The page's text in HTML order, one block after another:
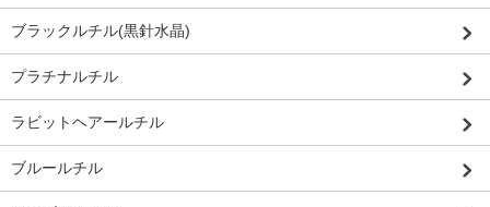
ブラックルチル(黒針水晶)
プラチナルチル
ラビットヘアールチル
ブルールチル